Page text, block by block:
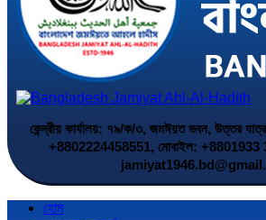
কেন্দ্রীয় কার্যালয়: ৭৯/ক/৩, জমঈয়ত ভবন, উত্তর
+8802224458551, মোবাইল: +8801933
হোম